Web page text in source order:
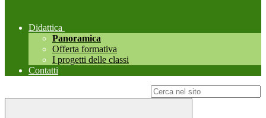
Didattica
Panoramica
Offerta formativa
I progetti delle classi
Contatti